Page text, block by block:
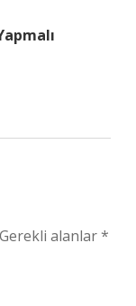
Gerekli alanlar*